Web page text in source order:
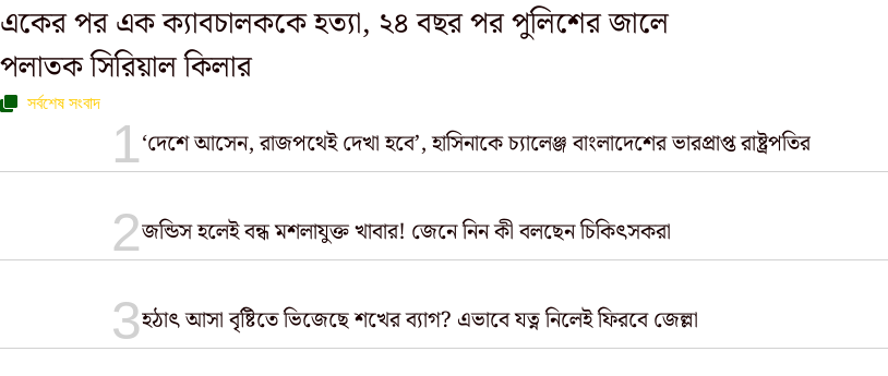
একের পর এক ক্যাবচালককে হত্যা, ২৪ বছর পর পুলিশের জালে
পলাতক সিরিয়াল কিলার
সর্বশেষ সংবাদ
‘দেশে আসেন, রাজপথেই দেখা হবে’, হাসিনাকে চ্যালেঞ্জ বাংলাদেশের ভারপ্রাপ্ত রাষ্ট্রপতির
জন্ডিস হলেই বন্ধ মশলাযুক্ত খাবার! জেনে নিন কী বলছেন চিকিৎসকরা
হঠাৎ আসা বৃষ্টিতে ভিজেছে শখের ব্যাগ? এভাবে যত্ন নিলেই ফিরবে জেল্লা